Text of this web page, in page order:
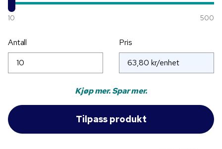
10 500
Antall Pris
Kjøp mer. Spar mer.